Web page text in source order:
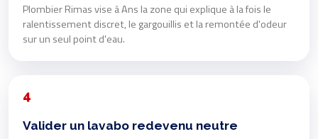
Plombier Rimas vise à Ans la zone qui explique à la fois le
ralentissement discret, le gargouillis et la remontée d'odeur
sur un seul point d'eau.
4
Valider un lavabo redevenu neutre